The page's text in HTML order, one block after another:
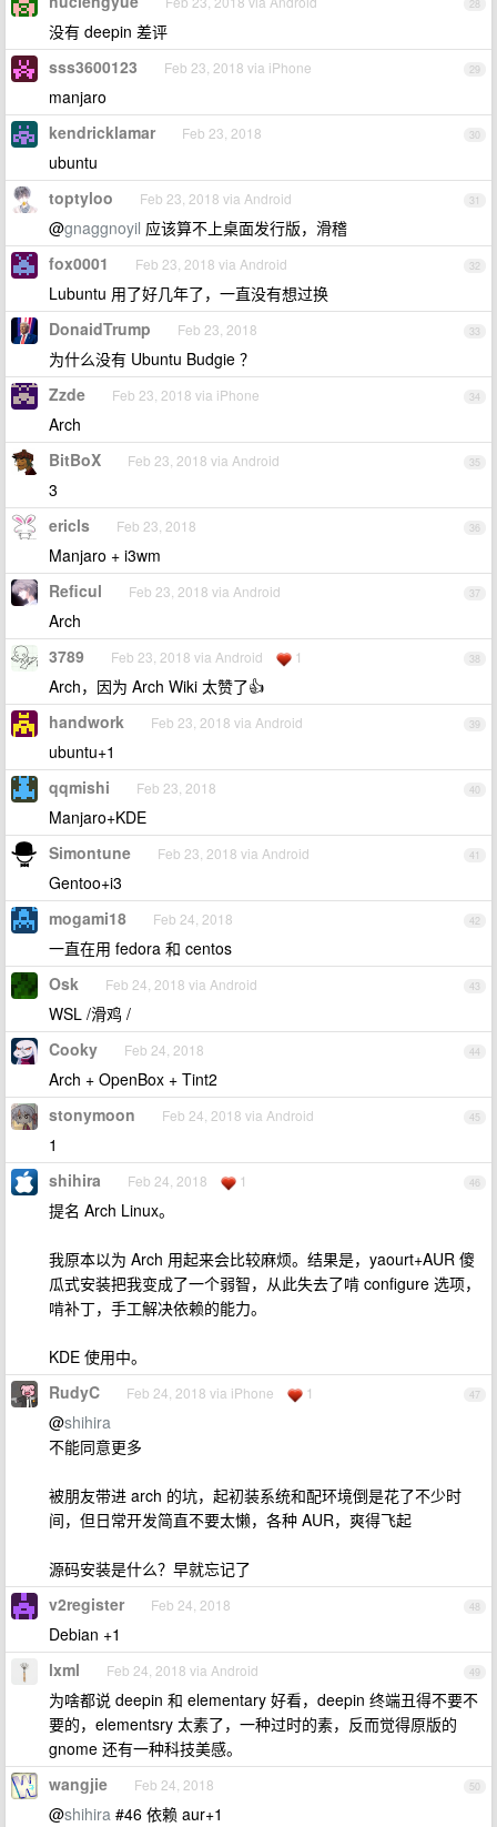
28
没有 deepin 差评
29
sss3600123 Feb 23, 2018 via iPhone
manjaro
30
kendricklamar Feb 23, 2018
ubuntu
31
toptyloo Feb 23, 2018 via Android
@gnaggnoyil 应该算不上桌面发行版，滑稽
32
fox0001 Feb 23, 2018 via Android
Lubuntu 用了好几年了，一直没有想过换
33
DonaidTrump Feb 23, 2018
为什么没有 Ubuntu Budgie ？
34
Zzde Feb 23, 2018 via iPhone
Arch
35
BitBoX Feb 23, 2018 via Android
3
36
ericls Feb 23, 2018
Manjaro + i3wm
37
Reficul Feb 23, 2018 via Android
Arch
38
3789 Feb 23, 2018 via Android 1
Arch，因为 Arch Wiki 太赞了👍
39
handwork Feb 23, 2018 via Android
ubuntu+1
40
qqmishi Feb 23, 2018
Manjaro+KDE
41
Simontune Feb 23, 2018 via Android
Gentoo+i3
42
mogami18 Feb 24, 2018
一直在用 fedora 和 centos
43
Osk Feb 24, 2018 via Android
WSL /滑鸡 /
44
Cooky Feb 24, 2018
Arch + OpenBox + Tint2
45
stonymoon Feb 24, 2018 via Android
1
46
shihira Feb 24, 2018 1
提名 Arch Linux。
我原本以为 Arch 用起来会比较麻烦。结果是，yaourt+AUR 傻
瓜式安装把我变成了一个弱智，从此失去了啃 configure 选项，
啃补丁，手工解决依赖的能力。
KDE 使用中。
47
RudyC Feb 24, 2018 via iPhone 1
@shihira
不能同意更多
被朋友带进 arch 的坑，起初装系统和配环境倒是花了不少时
间，但日常开发简直不要太懒，各种 AUR，爽得飞起
源码安装是什么？早就忘记了
48
v2register Feb 24, 2018
Debian +1
49
lxml Feb 24, 2018 via Android
为啥都说 deepin 和 elementary 好看，deepin 终端丑得不要不
要的，elementsry 太素了，一种过时的素，反而觉得原版的
gnome 还有一种科技美感。
50
wangjie Feb 24, 2018
@shihira #46 依赖 aur+1